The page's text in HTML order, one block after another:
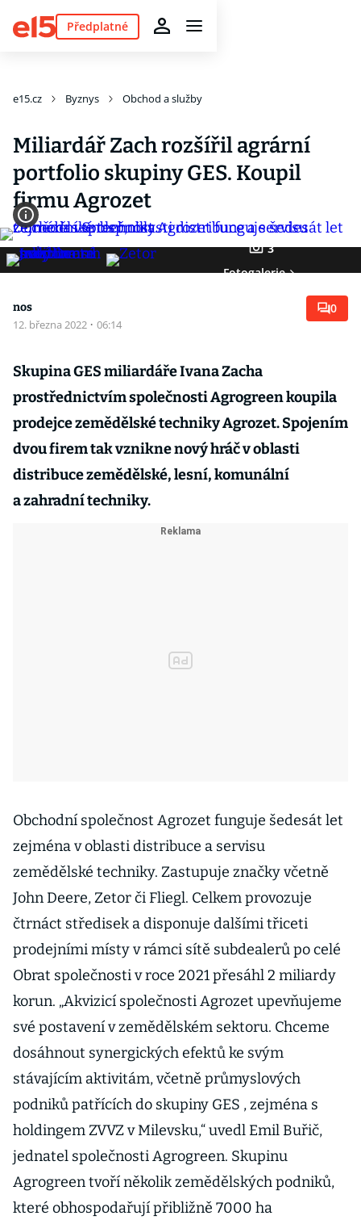
Předplatné
e15.cz Byznys Obchod a služby
Miliardář Zach rozšířil agrární
portfolio skupiny GES. Koupil
firmu Agrozet
3
Fotogalerie
nos
12. března 2022 · 06:14
0
Skupina GES miliardáře Ivana Zacha
prostřednictvím společnosti Agrogreen koupila
prodejce zemědělské techniky Agrozet. Spojením
dvou firem tak vznikne nový hráč v oblasti
distribuce zemědělské, lesní, komunální
a zahradní techniky.
Obchodní společnost Agrozet funguje šedesát let
zejména v oblasti distribuce a servisu
zemědělské techniky. Zastupuje značky včetně
John Deere, Zetor či Fliegl. Celkem provozuje
čtrnáct středisek a disponuje dalšími třiceti
prodejními místy v rámci sítě subdealerů po celé
Obrat společnosti v roce 2021 přesáhl 2 miliardy
korun. „Akvizicí společnosti Agrozet upevňujeme
své postavení v zemědělském sektoru. Chceme
dosáhnout synergických efektů ke svým
stávajícím aktivitám, včetně průmyslových
podniků patřících do skupiny GES , zejména s
holdingem ZVVZ v Milevsku,“ uvedl Emil Buřič,
jednatel společnosti Agrogreen. Skupinu
Agrogreen tvoří několik zemědělských podniků,
které obhospodařují přibližně 7000 ha